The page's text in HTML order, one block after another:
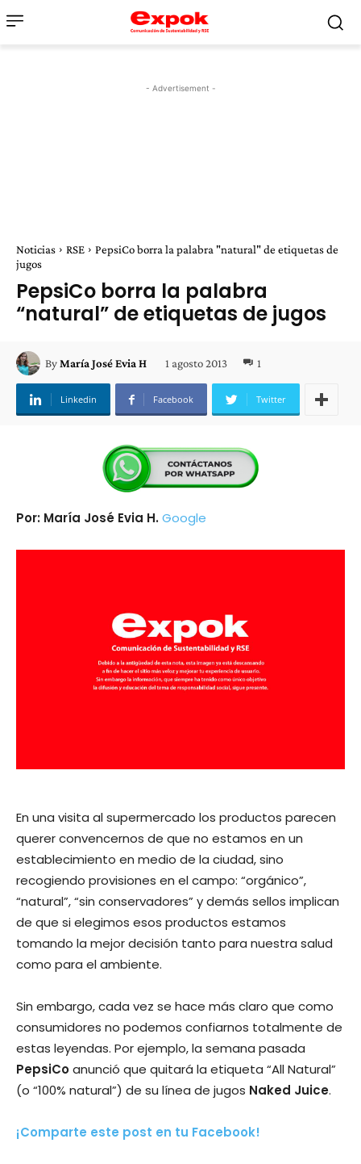
- Advertisement -
Noticias RSE
PepsiCo borra la palabra "natural" de etiquetas de
jugos
PepsiCo borra la palabra
“natural” de etiquetas de jugos
ByMaría José Evia H 1 agosto 2013 1
Linkedin Facebook Twitter
Por: María José Evia H.Google
En una visita al supermercado los productos parecen
querer convencernos de que no estamos en un
establecimiento en medio de la ciudad, sino
recogiendo provisiones en el campo: “orgánico”,
“natural”, “sin conservadores” y demás sellos implican
de que si elegimos esos productos estamos
tomando la mejor decisión tanto para nuestra salud
como para el ambiente.
Sin embargo, cada vez se hace más claro que como
consumidores no podemos confiarnos totalmente de
estas leyendas. Por ejemplo, la semana pasada
PepsiCoanunció que quitará la etiqueta “All Natural”
(o “100% natural”) de su línea de jugos Naked Juice.
¡Comparte este post en tu Facebook!